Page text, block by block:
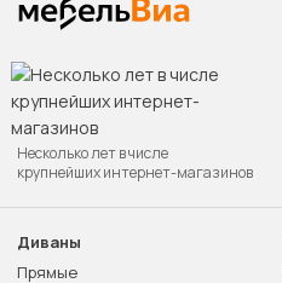
Несколько лет в числе
крупнейших интернет-магазинов
Диваны
Прямые